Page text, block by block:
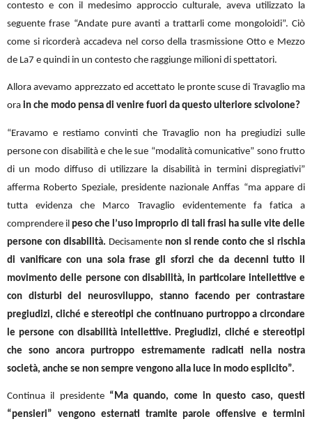
contesto e con il medesimo approccio culturale, aveva utilizzato la
seguente frase “Andate pure avanti a trattarli come mongoloidi”. Ciò
come si ricorderà accadeva nel corso della trasmissione Otto e Mezzo
de La7 e quindi in un contesto che raggiunge milioni di spettatori.
Allora avevamo apprezzato ed accettato le pronte scuse di Travaglio ma
ora in che modo pensa di venire fuori da questo ulteriore scivolone?
“Eravamo e restiamo convinti che Travaglio non ha pregiudizi sulle
persone con disabilità e che le sue “modalità comunicative” sono frutto
di un modo diffuso di utilizzare la disabilità in termini dispregiativi”
afferma Roberto Speziale, presidente nazionale Anffas “ma appare di
tutta evidenza che Marco Travaglio evidentemente fa fatica a
comprendere il peso che l’uso improprio di tali frasi ha sulle vite delle
persone con disabilità. Decisamente non si rende conto che si rischia
di vanificare con una sola frase gli sforzi che da decenni tutto il
movimento delle persone con disabilità, in particolare intellettive e
con disturbi del neurosviluppo, stanno facendo per contrastare
pregiudizi, cliché e stereotipi che continuano purtroppo a circondare
le persone con disabilità intellettive. Pregiudizi, cliché e stereotipi
che sono ancora purtroppo estremamente radicati nella nostra
società, anche se non sempre vengono alla luce in modo esplicito”.
Continua il presidente “Ma quando, come in questo caso, questi
“pensieri” vengono esternati tramite parole offensive e termini